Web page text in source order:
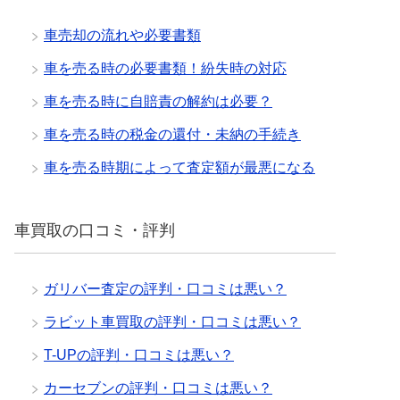
車売却の流れや必要書類
車を売る時の必要書類！紛失時の対応
車を売る時に自賠責の解約は必要？
車を売る時の税金の還付・未納の手続き
車を売る時期によって査定額が最悪になる
車買取の口コミ・評判
ガリバー査定の評判・口コミは悪い？
ラビット車買取の評判・口コミは悪い？
T-UPの評判・口コミは悪い？
カーセブンの評判・口コミは悪い？